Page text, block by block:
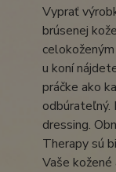
Vyprať
brúsenej
u koní
práčke ako
odbúrateľný.
dressing.
Therapy sú
Vaše